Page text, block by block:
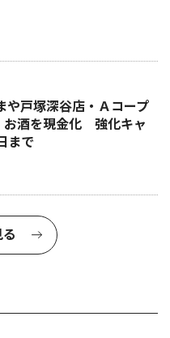
や戸塚深谷店・Ａコープ
酒を現金化 強化キャ
まで